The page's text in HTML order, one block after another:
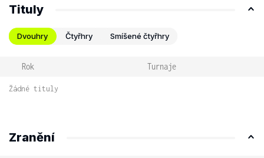
Tituly
Dvouhry Čtyřhry Smíšené čtyřhry
Rok Turnaje
Žádné tituly
Zranění